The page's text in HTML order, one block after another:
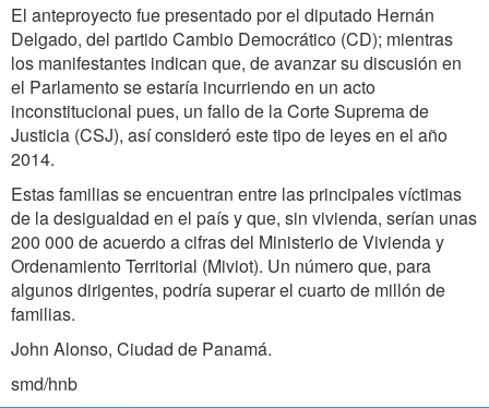
El anteproyecto fue presentado por el diputado Hernán
Delgado, del partido Cambio Democrático (CD); mientras
los manifestantes indican que, de avanzar su discusión en
el Parlamento se estaría incurriendo en un acto
inconstitucional pues, un fallo de la Corte Suprema de
Justicia (CSJ), así consideró este tipo de leyes en el año
2014.
Estas familias se encuentran entre las principales víctimas
de la desigualdad en el país y que, sin vivienda, serían unas
200 000 de acuerdo a cifras del Ministerio de Vivienda y
Ordenamiento Territorial (Miviot). Un número que, para
algunos dirigentes, podría superar el cuarto de millón de
familias.
John Alonso, Ciudad de Panamá.
smd/hnb